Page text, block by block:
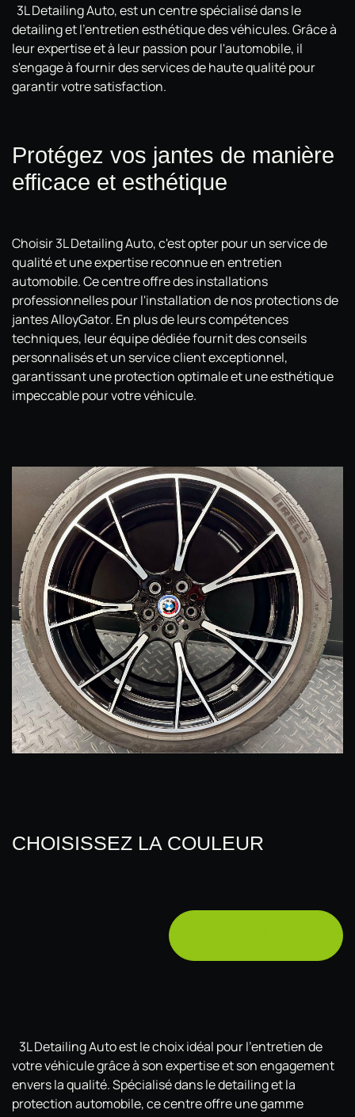
3L Detailing Auto, est un centre spécialisé dans le
detailing et l'entretien esthétique des véhicules. Grâce à
leur expertise et à leur passion pour l'automobile, il
s'engage à fournir des services de haute qualité pour
garantir votre satisfaction.
Protégez vos jantes de manière
efficace et esthétique
Choisir 3L Detailing Auto, c'est opter pour un service de
qualité et une expertise reconnue en entretien
automobile. Ce centre offre des installations
professionnelles pour l'installation de nos protections de
jantes AlloyGator. En plus de leurs compétences
techniques, leur équipe dédiée fournit des conseils
personnalisés et un service client exceptionnel,
garantissant une protection optimale et une esthétique
impeccable pour votre véhicule.
CHOISISSEZ LA COULEUR
3L Detailing Auto est le choix idéal pour l'entretien de
votre véhicule grâce à son expertise et son engagement
envers la qualité. Spécialisé dans le detailing et la
protection automobile, ce centre offre une gamme